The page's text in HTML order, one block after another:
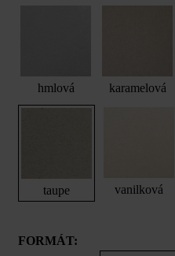
hmlová karamelová
taupe vanilková
FORMÁT: